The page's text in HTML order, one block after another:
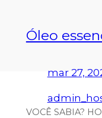
Óleo
mar 27,
VOCÊ SABIA?